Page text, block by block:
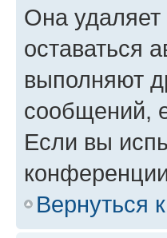
Она
оставаться
выполняют
сообщений,
Если вы
Вернуться